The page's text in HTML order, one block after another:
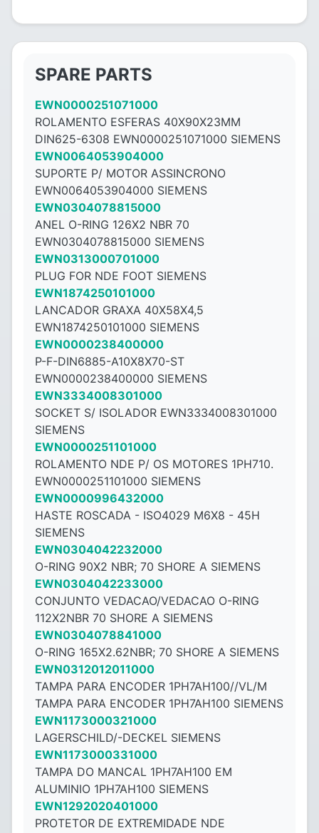
SPARE PARTS
EWN0000251071000
ROLAMENTO ESFERAS 40X90X23MM
DIN625-6308 EWN0000251071000 SIEMENS
EWN0064053904000
SUPORTE P/ MOTOR ASSINCRONO
EWN0064053904000 SIEMENS
EWN0304078815000
ANEL O-RING 126X2 NBR 70
EWN0304078815000 SIEMENS
EWN0313000701000
PLUG FOR NDE FOOT SIEMENS
EWN1874250101000
LANCADOR GRAXA 40X58X4,5
EWN1874250101000 SIEMENS
EWN0000238400000
P-F-DIN6885-A10X8X70-ST
EWN0000238400000 SIEMENS
EWN3334008301000
SOCKET S/ ISOLADOR EWN3334008301000
SIEMENS
EWN0000251101000
ROLAMENTO NDE P/ OS MOTORES 1PH710.
EWN0000251101000 SIEMENS
EWN0000996432000
HASTE ROSCADA - ISO4029 M6X8 - ​​45H
SIEMENS
EWN0304042232000
O-RING 90X2 NBR; 70 SHORE A SIEMENS
EWN0304042233000
CONJUNTO VEDACAO/VEDACAO O-RING
112X2NBR 70 SHORE A SIEMENS
EWN0304078841000
O-RING 165X2.62NBR; 70 SHORE A SIEMENS
EWN0312012011000
TAMPA PARA ENCODER 1PH7AH100//VL/M
TAMPA PARA ENCODER 1PH7AH100 SIEMENS
EWN1173000321000
LAGERSCHILD/-DECKEL SIEMENS
EWN1173000331000
TAMPA DO MANCAL 1PH7AH100 EM
ALUMINIO 1PH7AH100 SIEMENS
EWN1292020401000
PROTETOR DE EXTREMIDADE NDE